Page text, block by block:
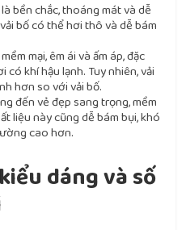
bền chắc, thoáng mát và dễ
bố có thể hơi thô và dễ bám
mại, êm ái và ấm áp, đặc
khí hậu lạnh. Tuy nhiên, vải
hơn so với vải bố.
đến vẻ đẹp sang trọng, mềm
liệu này cũng dễ bám bụi, khó
cao hơn.
dáng và số